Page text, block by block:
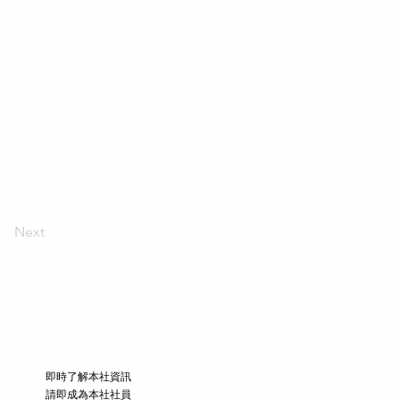
Next
請即成為本社社員
​即時了解本社資訊